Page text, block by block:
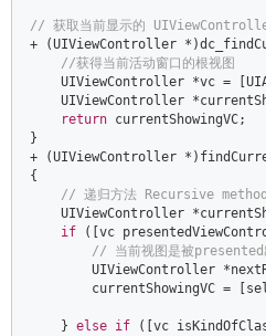
// 获取当前显示的
+ (UIViewController
//获得当前活动窗口的根视图
UIViewController *vc =
UIViewController
return currentShowingVC;
}
+ (UIViewController
{
// 递归方法 Recursive
UIViewController
if ([vc
// 当前视图是被
UIViewController
currentShowingVC =
    }
else if ([vc